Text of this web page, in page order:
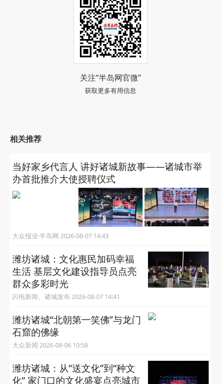
岁的杨培宝，用最朴素的坚持告诉我们：成年人的生
活，一边努力谋生，一边认真爱己。纵使生活奔波辛
苦，只要自律坚持、心怀热爱，普通人也能跳出平
庸，活出健康、积极的人生姿态。
而这，也是属于诸城普通人最动人、最真实的生
活模样。（大众新闻·半岛网记者 管洪杰 伏晓雨）
关注“半岛网官微”
相关推荐
当好家乡代言人 讲好诸城新故事——诸城市举
办首批推介大使授聘仪式